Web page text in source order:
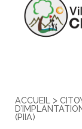
ACCUEIL >
(PIIA)